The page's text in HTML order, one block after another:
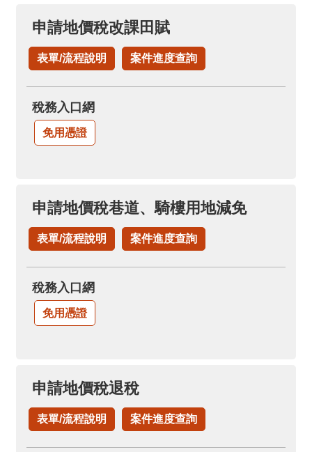
申請地價稅改課田賦
表單/流程說明 案件進度查詢
稅務入口網
免用憑證
申請地價稅巷道、騎樓用地減免
表單/流程說明 案件進度查詢
稅務入口網
免用憑證
申請地價稅退稅
表單/流程說明 案件進度查詢